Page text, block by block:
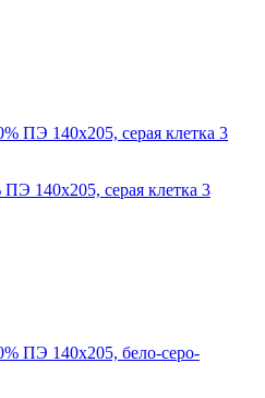
140х205, серая клетка 3